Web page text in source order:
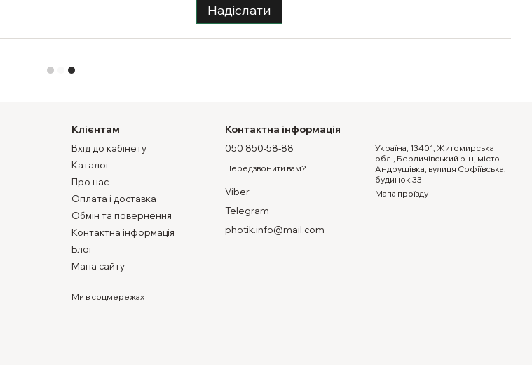
Надіслати
Клієнтам
Вхід до кабінету
Каталог
Про нас
Оплата і доставка
Обмін та повернення
Контактна інформація
Блог
Мапа сайту
Ми в соцмережах
Контактна інформація
050 850-58-88
Передзвонити вам?
Viber
Telegram
photik.info@mail.com
Україна, 13401, Житомирська
обл., Бердичівський р-н, місто
Андрушівка, вулиця Софіївська,
будинок 33
Мапа проїзду